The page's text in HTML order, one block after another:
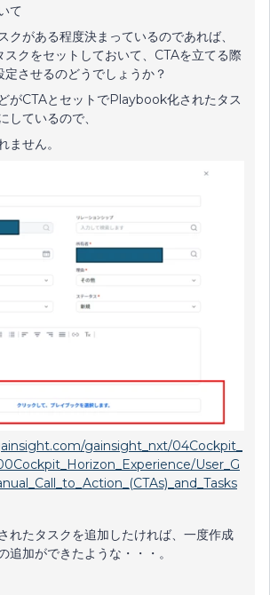
て
がある程度決まっているのであれば、
クをセットしておいて、CTAを立てる際
させるのどうでしょうか？
がCTAとセットでPlaybook化されたタス
しているので、
ません。
gainsight_nxt/04Cockpit_
User_G
れたタスクを追加したければ、一度作成
追加ができたような・・・。